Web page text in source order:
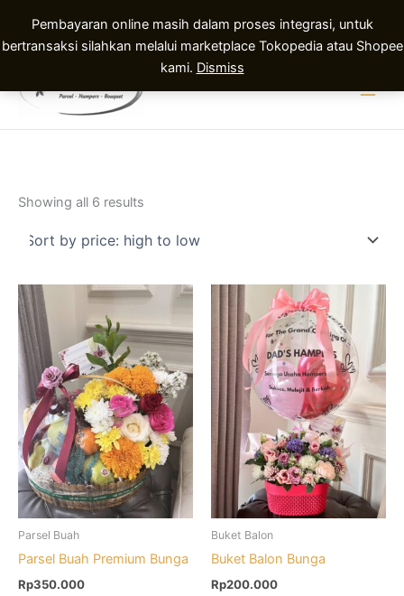
Pembayaran online masih dalam proses integrasi, untuk
bertransaksi silahkan melalui marketplace Tokopedia atau Shopee
kami. Dismiss
content
Showing all 6 results
high
Parsel Buah
Parsel Buah Premium Bunga
Rp350.000
Buket Balon
Buket Balon Bunga
Rp200.000